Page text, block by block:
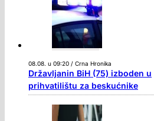
08.08. u 09:20 / Crna Hronika
Državljanin BiH (75) izboden u
prihvatilištu za beskućnike